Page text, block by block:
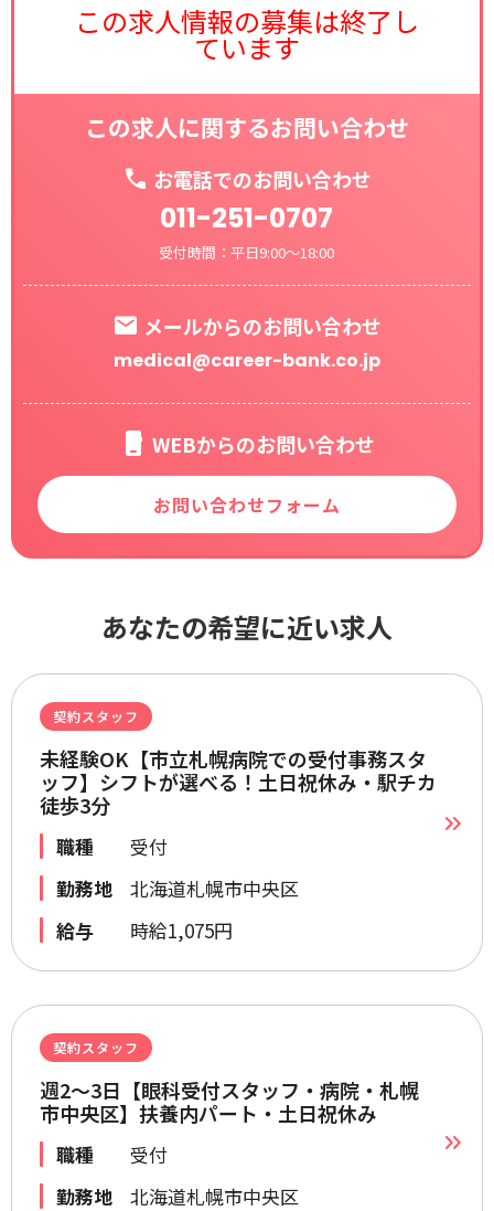
この求人情報の募集は終了し
ています
この求人に関するお問い合わせ
お電話でのお問い合わせ
011-251-0707
受付時間：平日9:00～18:00
メールからのお問い合わせ
medical@career-bank.co.jp
WEBからのお問い合わせ
お問い合わせフォーム
あなたの希望に近い求人
契約スタッフ
未経験OK【市立札幌病院での受付事務スタ
ッフ】シフトが選べる！土日祝休み・駅チカ
徒歩3分
職種
受付
勤務地
北海道札幌市中央区
給与
時給1,075円
契約スタッフ
週2～3日【眼科受付スタッフ・病院・札幌
市中央区】扶養内パート・土日祝休み
職種
受付
勤務地
北海道札幌市中央区